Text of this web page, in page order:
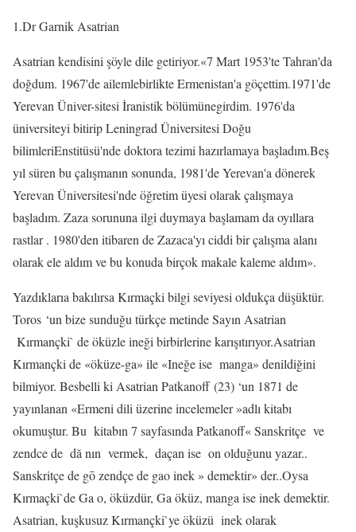
1.Dr Garnik Asatrian
Asatrian kendisini şöyle dile getiriyor.«7 Mart 1953'te Tahran'da
doğdum. 1967'de ailemlebirlikte Ermenistan'a göçettim.1971'de
Yerevan Üniver-sitesi İranistik bölümünegirdim. 1976'da
üniversiteyi bitirip Leningrad Üniversitesi Doğu
bilimleriEnstitüsü'nde doktora tezimi hazırlamaya başladım.Beş
yıl süren bu çalışmanın sonunda, 1981'de Yerevan'a dönerek
Yerevan Üniversitesi'nde öğretim üyesi olarak çalışmaya
başladım. Zaza sorununa ilgi duymaya başlamam da oyıllara
rastlar . 1980'den itibaren de Zazaca'yı ciddi bir çalışma alanı
olarak ele aldım ve bu konuda birçok makale kaleme aldım».
Yazdıklarıa bakılırsa Kırmaçki bilgi seviyesi oldukça düşüktür.
Toros ‘un bize sunduğu türkçe metinde Sayın Asatrian
Kırmançki` de öküzle ineği birbirlerine karışıtırıyor.Asatrian
Kırmançki de «öküze-ga» ile «Ineğe ise manga» denildiğini
bilmiyor. Besbelli ki Asatrian Patkanoff (23) ‘un 1871 de
yayınlanan «Ermeni dili üzerine incelemeler »adlı kitabı
okumuştur. Bu kitabın 7 sayfasında Patkanoff« Sanskritçe ve
zendce de dă nın vermek, daçan ise on olduğunu yazar..
Sanskritçe de gō zendçe de gao inek » demektir» der..Oysa
Kırmaçki`de Ga o, öküzdür, Ga öküz, manga ise inek demektir.
Asatrian, kuşkusuz Kırmançki`ye öküzü inek olarak